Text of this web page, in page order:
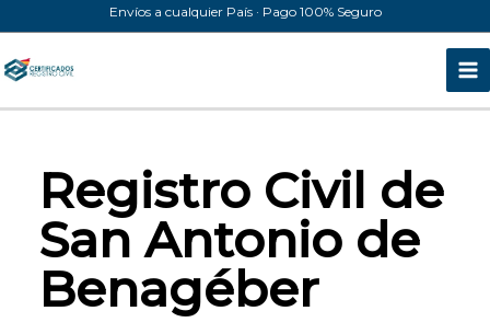
al
contenido
Envíos a cualquier País · Pago 100% Seguro
Registro Civil de
San Antonio de
Benagéber